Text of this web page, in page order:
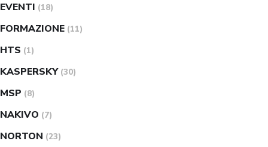
EVENTI (18)
FORMAZIONE (11)
HTS (1)
KASPERSKY (30)
MSP (8)
NAKIVO (7)
NORTON (23)